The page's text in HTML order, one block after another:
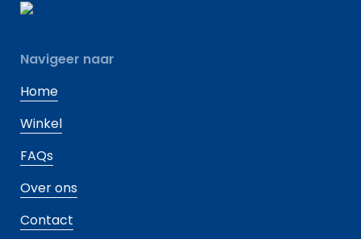
Navigeer naar
Home
Winkel
FAQs
Over ons
Contact